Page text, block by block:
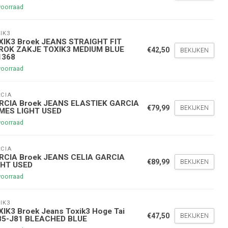
Broek JEANS STRAIGHT FIT
ZAKJE TOXIK3 MEDIUM BLUE
€42,50 BEKIJKEN
Broek JEANS ELASTIEK GARCIA
LIGHT USED
€79,99 BEKIJKEN
Broek JEANS CELIA GARCIA
USED
€89,99 BEKIJKEN
Broek Jeans Toxik3 Hoge Tai
J81 BLEACHED BLUE
€47,50 BEKIJKEN
bestelling
te blijven over onze
van €45,00